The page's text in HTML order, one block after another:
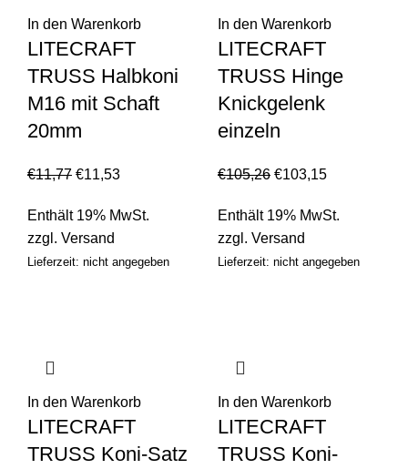
In den Warenkorb
LITECRAFT
TRUSS Halbkoni
M16 mit Schaft
20mm
€11,77 €11,53
Enthält 19% MwSt.
zzgl. Versand
Lieferzeit: nicht angegeben
In den Warenkorb
LITECRAFT
TRUSS Hinge
Knickgelenk
einzeln
€105,26 €103,15
Enthält 19% MwSt.
zzgl. Versand
Lieferzeit: nicht angegeben
In den Warenkorb
LITECRAFT
TRUSS Koni-Satz
In den Warenkorb
LITECRAFT
TRUSS Koni-